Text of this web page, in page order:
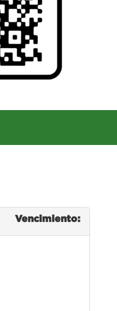
Vencimiento: